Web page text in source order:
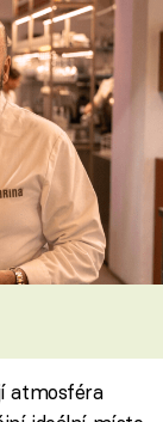
atmosféra